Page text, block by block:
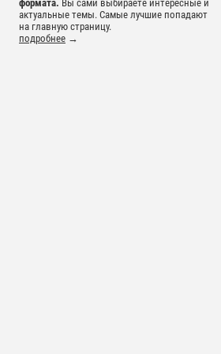
формата. Вы сами выбираете интересные и
актуальные темы. Самые лучшие попадают
на главную страницу.
подробнее →